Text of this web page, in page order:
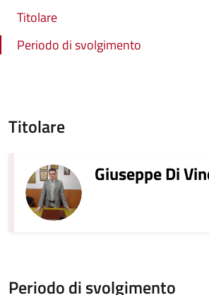
Titolare
Periodo di svolgimento
Titolare
Giuseppe Di
Periodo di svolgimento